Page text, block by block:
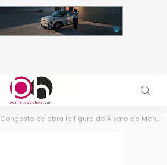
Congosto celebra la figura de Álvaro de Mendaña con una exposición y unas jornadas sobre la Era de los Descubrimientos